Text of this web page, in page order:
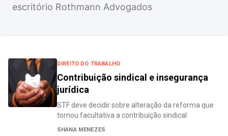
escritório Rothmann Advogados
DIREITO DO TRABALHO
Contribuição sindical e insegurança
jurídica
STF deve decidir sobre alteração da reforma que
tornou facultativa a contribuição sindical
SHANA MENEZES